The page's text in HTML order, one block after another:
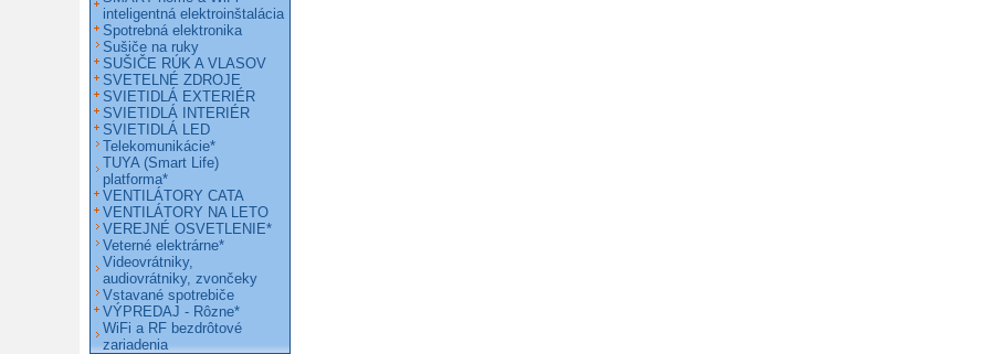
inteligentná elektroinštalácia
Spotrebná elektronika
Sušiče na ruky
SUŠIČE RÚK A VLASOV
SVETELNÉ ZDROJE
SVIETIDLÁ EXTERIÉR
SVIETIDLÁ INTERIÉR
SVIETIDLÁ LED
Telekomunikácie*
TUYA (Smart Life)
platforma*
VENTILÁTORY CATA
VENTILÁTORY NA LETO
VEREJNÉ OSVETLENIE*
Veterné elektrárne*
Videovrátniky,
audiovrátniky, zvončeky
Vstavané spotrebiče
VÝPREDAJ - Rôzne*
WiFi a RF bezdrôtové
zariadenia